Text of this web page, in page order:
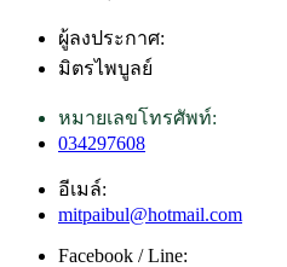
ผู้ลงประกาศ:
มิตรไพบูลย์
หมายเลขโทรศัพท์:
034297608
อีเมล์:
mitpaibul@hotmail.com
Facebook / Line: